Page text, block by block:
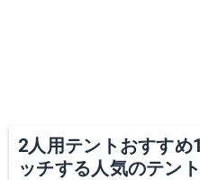
2人用テントおすす
ッチする人気のテン